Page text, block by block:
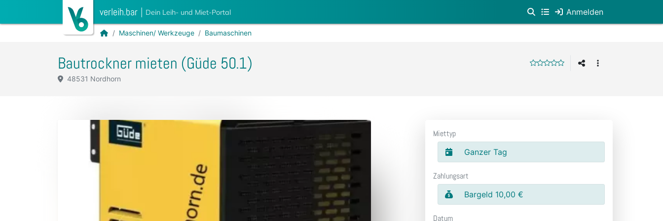
verleih.bar | Dein Leih- und Miet-Portal Anmelden
Maschinen/ Werkzeuge Baumaschinen
Bautrockner mieten (Güde 50.1)
48531 Nordhorn
Miettyp
Ganzer Tag
Zahlungsart
Bargeld 10,00 €
Datum